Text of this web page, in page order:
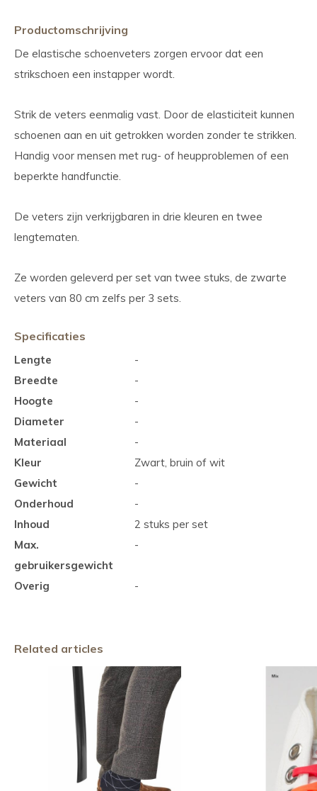
Productomschrijving
De elastische schoenveters zorgen ervoor dat een
strikschoen een instapper wordt.
Strik de veters eenmalig vast. Door de elasticiteit kunnen
schoenen aan en uit getrokken worden zonder te strikken.
Handig voor mensen met rug- of heupproblemen of een
beperkte handfunctie.
De veters zijn verkrijgbaren in drie kleuren en twee
lengtematen.
Ze worden geleverd per set van twee stuks, de zwarte
veters van 80 cm zelfs per 3 sets.
Specificaties
Lengte
-
Breedte
-
Hoogte
-
Diameter
-
Materiaal
-
Kleur
Zwart, bruin of wit
Gewicht
-
Onderhoud
-
Inhoud
2 stuks per set
Max.
gebruikersgewicht
-
Overig -
Related articles